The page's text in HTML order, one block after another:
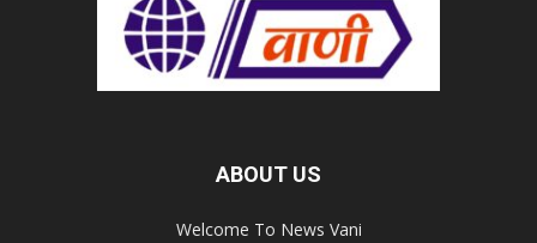
ABOUT US
Welcome To News Vani